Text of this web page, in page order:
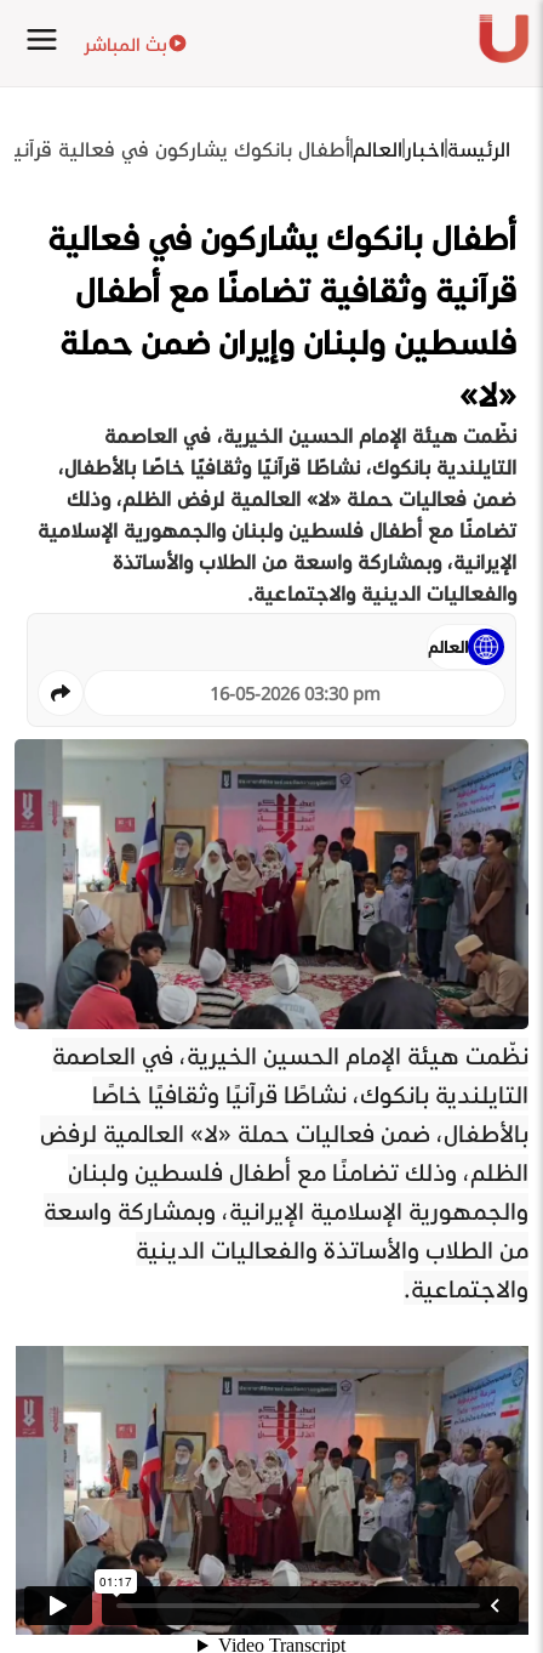
بث المباشر
الرئيسةاخبار العالمأطفال بانكوك يشاركون في فعالية
أطفال بانكوك يشاركون في فعالية
قرآنية وثقافية تضامنًا مع أطفال
فلسطين ولبنان وإيران ضمن حملة
«لا»
نظّمت هيئة الإمام الحسين الخيرية، في العاصمة
التايلندية بانكوك، نشاطًا قرآنيًا وثقافيًا خاصًا بالأطفال،
ضمن فعاليات حملة «لا» العالمية لرفض الظلم، وذلك
تضامنًا مع أطفال فلسطين ولبنان والجمهورية الإسلامية
الإيرانية، وبمشاركة واسعة من الطلاب والأساتذة
والفعاليات الدينية والاجتماعية.
16-05-2026 03:30 pm
العالم
نظّمت هيئة الإمام الحسين الخيرية، في العاصمة
التايلندية بانكوك، نشاطًا قرآنيًا وثقافيًا خاصًا
بالأطفال، ضمن فعاليات حملة «لا» العالمية لرفض
الظلم، وذلك تضامنًا مع أطفال فلسطين ولبنان
والجمهورية الإسلامية الإيرانية، وبمشاركة واسعة
من الطلاب والأساتذة والفعاليات الدينية
والاجتماعية.